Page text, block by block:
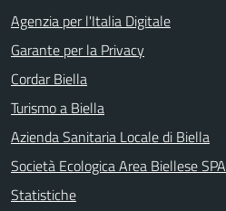
Agenzia per l'Italia Digitale
Garante per la Privacy
Cordar Biella
Turismo a Biella
Azienda Sanitaria Locale di Biella
Società Ecologica Area Biellese SPA
Statistiche